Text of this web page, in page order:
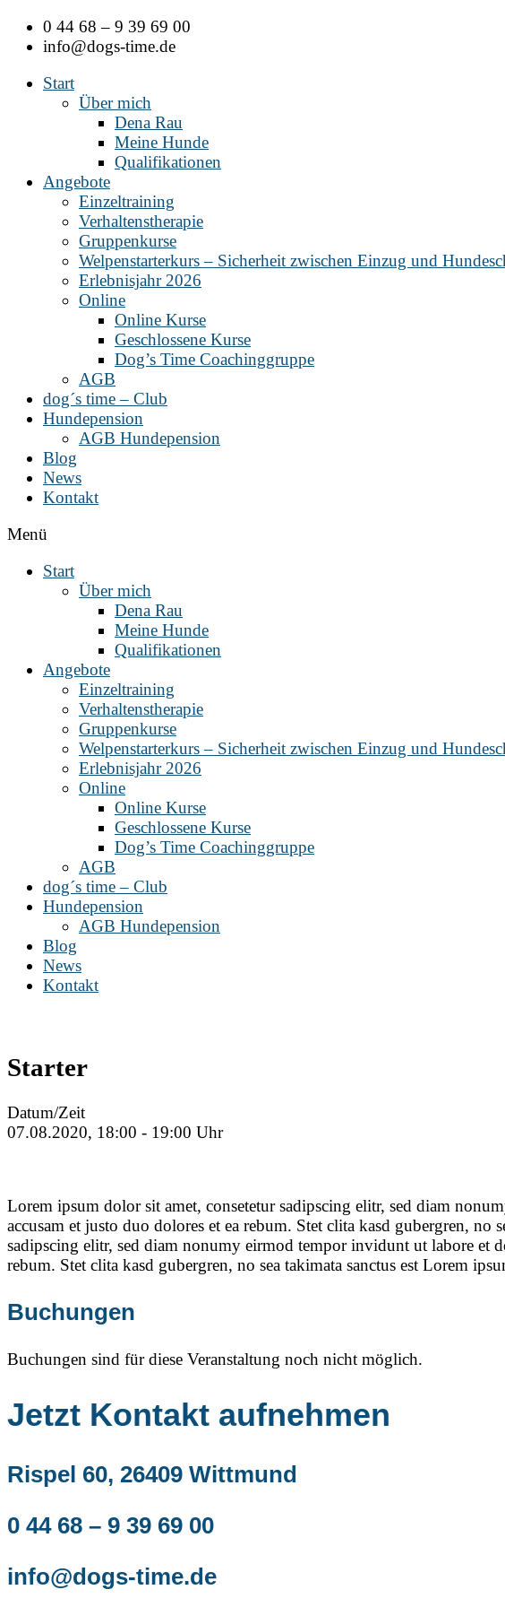
Zum
Inhalt
0 44 68 – 9 39 69 00
info@dogs-time.de
Start
Über mich
Dena Rau
Meine Hunde
Qualifikationen
Angebote
Einzeltraining
Verhaltenstherapie
Gruppenkurse
Welpenstarterkurs – Sicherheit zwischen Einzug und
Erlebnisjahr 2026
Online
Online Kurse
Geschlossene Kurse
Dog’s Time Coachinggruppe
AGB
dog´s time – Club
Hundepension
AGB Hundepension
Blog
News
Kontakt
Menü
Start
Über mich
Dena Rau
Meine Hunde
Qualifikationen
Angebote
Einzeltraining
Verhaltenstherapie
Gruppenkurse
Welpenstarterkurs – Sicherheit zwischen Einzug und
Erlebnisjahr 2026
Online
Online Kurse
Geschlossene Kurse
Dog’s Time Coachinggruppe
AGB
dog´s time – Club
Hundepension
AGB Hundepension
Blog
News
Kontakt
Starter
Datum/Zeit
07.08.2020, 18:00 - 19:00 Uhr
Lorem ipsum dolor sit amet, consetetur sadipscing elitr, sed diam
accusam et justo duo dolores et ea rebum. Stet clita kasd gubergren,
sadipscing elitr, sed diam nonumy eirmod tempor invidunt ut labore et
rebum. Stet clita kasd gubergren, no sea takimata sanctus est Lorem
Buchungen
Buchungen sind für diese Veranstaltung noch nicht möglich.
Jetzt Kontakt aufnehmen
Rispel 60, 26409 Wittmund
0 44 68 – 9 39 69 00
info@dogs-time.de